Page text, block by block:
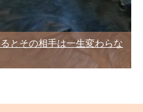
とその相手は一生変わらな